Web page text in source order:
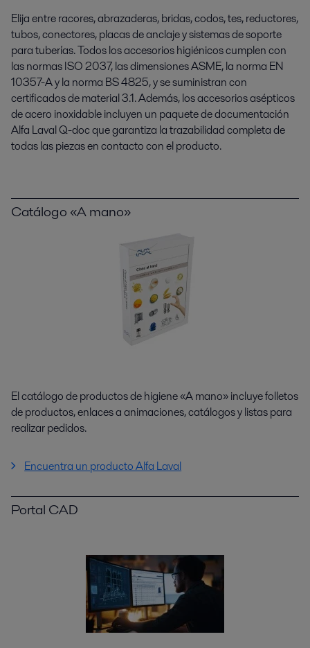
Elija entre racores, abrazaderas, bridas, codos, tes, reductores,
tubos, conectores, placas de anclaje y sistemas de soporte
para tuberías. Todos los accesorios higiénicos cumplen con
las normas ISO 2037, las dimensiones ASME, la norma EN
10357-A y la norma BS 4825, y se suministran con
certificados de material 3.1. Además, los accesorios asépticos
de acero inoxidable incluyen un paquete de documentación
Alfa Laval Q-doc que garantiza la trazabilidad completa de
todas las piezas en contacto con el producto.
Catálogo «A mano»
El catálogo de productos de higiene «A mano» incluye folletos
de productos, enlaces a animaciones, catálogos y listas para
realizar pedidos.
Encuentra un producto Alfa Laval
Portal CAD